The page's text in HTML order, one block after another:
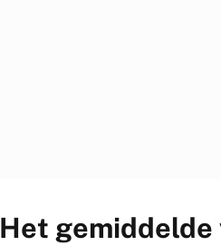
Het gemiddelde